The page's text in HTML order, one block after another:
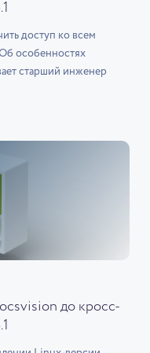
доступ ко всем
особенностях
старший инженер
до кросс-